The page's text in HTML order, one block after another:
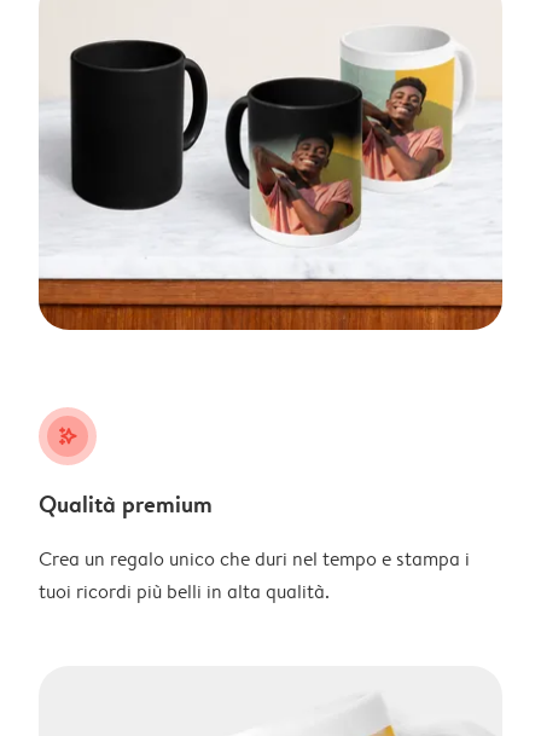
stars_plus
Qualità premium
Crea un regalo unico che duri nel tempo e stampa i
tuoi ricordi più belli in alta qualità.